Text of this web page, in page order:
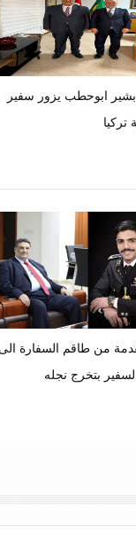
بشير ابوحطب يزور سفير
تركيا
من طاقم السفارة الى
بتخرج نجله